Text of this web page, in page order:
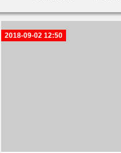
2018-09-02 12:50